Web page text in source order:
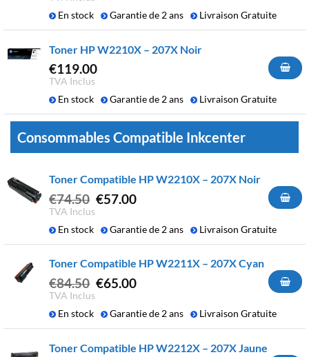
initial
actuel
En stock
Garantie de 2 ans Livraison Gratuite
Toner HP W2210X – 207X Noir
€119.00
TVA Inclus
En stock
Garantie de 2 ans Livraison Gratuite
Consommables Compatible Inkcenter
Toner Compatible HP W2210X – 207X Noir
€74.50
Le
initial
€57.00Le
actuel
TVA Inclus
En stock
Garantie de 2 ans Livraison Gratuite
Toner Compatible HP W2211X – 207X Cyan
€84.50
Le
initial
€65.00Le
actuel
TVA Inclus
En stock
Garantie de 2 ans Livraison Gratuite
Toner Compatible HP W2212X – 207X Jaune